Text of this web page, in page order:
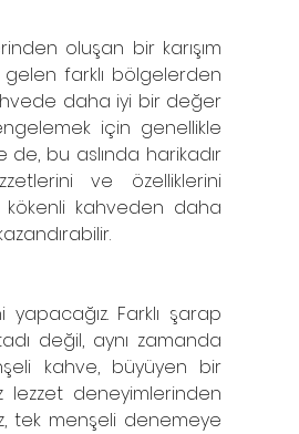
oluşan bir karışım
farklı bölgelerden
daha iyi bir değer
için genellikle
bu aslında harikadır
ve özelliklerini
kökenli kahveden daha
Farklı şarap
değil, aynı zamanda
kahve, büyüyen bir
deneyimlerinden
tek menşeli denemeye